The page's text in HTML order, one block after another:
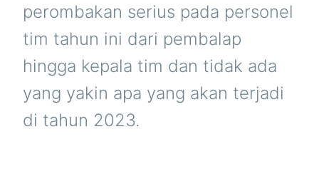
perombakan serius pada personel
tim tahun ini dari pembalap
hingga kepala tim dan tidak ada
yang yakin apa yang akan terjadi
di tahun 2023.